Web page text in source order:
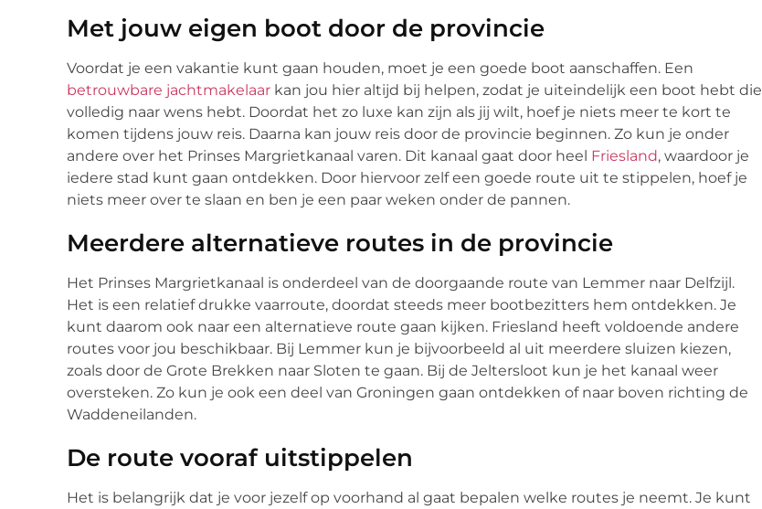
Met jouw eigen boot door de provincie
Voordat je een vakantie kunt gaan houden, moet je een goede boot aanschaffen. Een
betrouwbare jachtmakelaar kan jou hier altijd bij helpen, zodat je uiteindelijk een boot hebt die
volledig naar wens hebt. Doordat het zo luxe kan zijn als jij wilt, hoef je niets meer te kort te
komen tijdens jouw reis. Daarna kan jouw reis door de provincie beginnen. Zo kun je onder
andere over het Prinses Margrietkanaal varen. Dit kanaal gaat door heel Friesland, waardoor je
iedere stad kunt gaan ontdekken. Door hiervoor zelf een goede route uit te stippelen, hoef je
niets meer over te slaan en ben je een paar weken onder de pannen.
Meerdere alternatieve routes in de provincie
Het Prinses Margrietkanaal is onderdeel van de doorgaande route van Lemmer naar Delfzijl.
Het is een relatief drukke vaarroute, doordat steeds meer bootbezitters hem ontdekken. Je
kunt daarom ook naar een alternatieve route gaan kijken. Friesland heeft voldoende andere
routes voor jou beschikbaar. Bij Lemmer kun je bijvoorbeeld al uit meerdere sluizen kiezen,
zoals door de Grote Brekken naar Sloten te gaan. Bij de Jeltersloot kun je het kanaal weer
oversteken. Zo kun je ook een deel van Groningen gaan ontdekken of naar boven richting de
Waddeneilanden.
De route vooraf uitstippelen
Het is belangrijk dat je voor jezelf op voorhand al gaat bepalen welke routes je neemt. Je kunt